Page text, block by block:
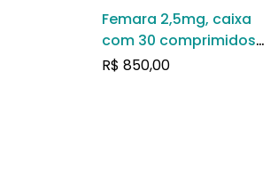
Femara 2,5mg, caixa
com 30 comprimidos
revestidos
R$ 850,00